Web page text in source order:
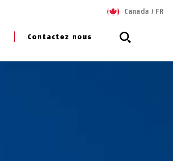
Contactez nous
Canada / FR